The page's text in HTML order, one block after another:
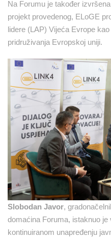
Na Forumu je također
projekt provedenog, ELoGE
lidere (LAP) Vijeća Evrope
pridruživanja Evropskoj uniji.
Slobodan Javor,
domaćina Foruma, istaknuo je
kontinuiranom unapređenju